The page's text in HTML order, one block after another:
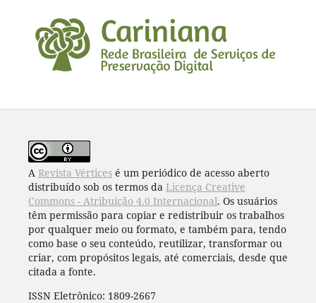
A Revista Vérticesé um periódico de acesso aberto
distribuído sob os termos da Licença Creative
Commons - Atribuição 4.0 Internacional. Os usuários
têm permissão para copiar e redistribuir os trabalhos
por qualquer meio ou formato, e também para, tendo
como base o seu conteúdo, reutilizar, transformar ou
criar, com propósitos legais, até comerciais, desde que
citada a fonte.
ISSN Eletrônico: 1809-2667